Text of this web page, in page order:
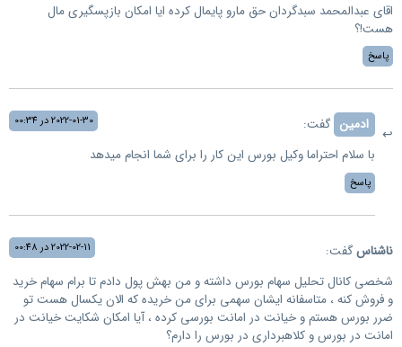
اقای عبدالمحمد سبدگردان حق مارو پایمال کرده ایا امکان بازپسگیری مال
هست!؟
پاسخ
ادمین گفت: 2022-01-30 در 00:34
با سلام احتراما وکیل بورس این کار را برای شما انجام میدهد
پاسخ
ناشناسگفت: 2022-02-11 در 00:48
شخصی کانال تحلیل سهام بورس داشته و من بهش پول دادم تا برام سهام خرید
و فروش کنه ، متاسفانه ایشان سهمی برای من خریده که الان یکسال هست تو
ضرر بورس هستم و خیانت در امانت بورسی کرده ، آیا امکان شکایت خیانت در
امانت در بورس و کلاهبرداری در بورس را دارم؟